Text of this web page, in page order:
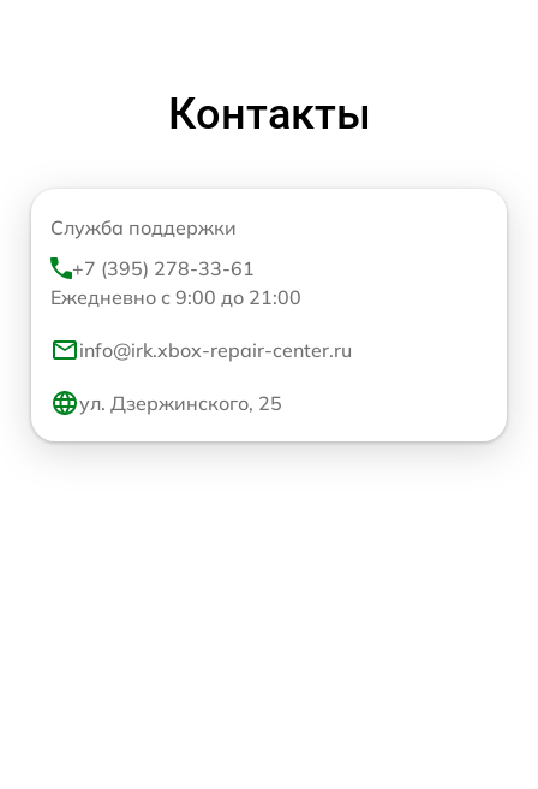
Контакты
Служба поддержки
+7 (395) 278-33-61
Ежедневно с 9:00 до 21:00
info@irk.xbox-repair-center.ru
ул. Дзержинского, 25